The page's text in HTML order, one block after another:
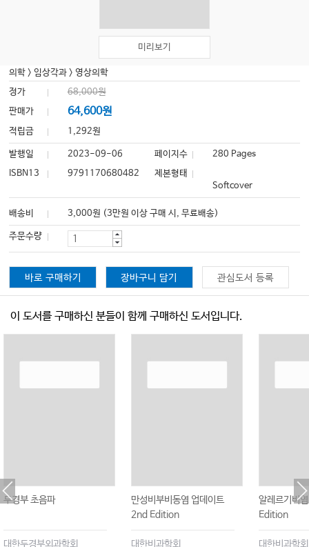
미리보기
의학 > 임상각과 > 영상의학
정가
68,000원
판매가
64,600원
적립금 1,292원
발행일 2023-09-06 페이지수
280 Pages
ISBN13
9791170680482
제본형태
Softcover
배송비 3,000원 (3만원 이상 구매 시, 무료배송)
주문수량
바로 구매하기 장바구니 담기 관심도서 등록
이 도서를 구매하신 분들이 함께 구매하신 도서입니다.
두경부 초음파
대한두경부외과학회
만성비부비동염 업데이트
2nd Edition
대한비과학회
알레르기비
Edition
대한비과학회